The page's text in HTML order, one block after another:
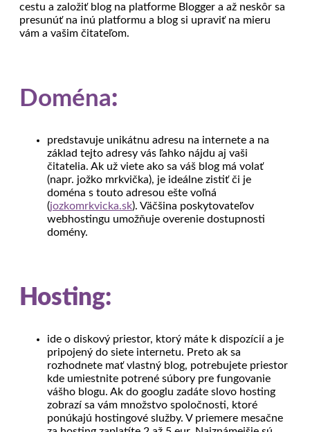
cestu a založiť blog na platforme Blogger a až neskôr sa
presunúť na inú platformu a blog si upraviť na mieru
vám a vašim čitateľom.
Doména:
predstavuje unikátnu adresu na internete a na
základ tejto adresy vás ľahko nájdu aj vaši
čitatelia. Ak už viete ako sa váš blog má volať
(napr. jožko mrkvička), je ideálne zistiť či je
doména s touto adresou ešte voľná
(jozkomrkvicka.sk). Väčšina poskytovateľov
webhostingu umožňuje overenie dostupnosti
domény.
Hosting:
ide o diskový priestor, ktorý máte k dispozícií a je
pripojený do siete internetu. Preto ak sa
rozhodnete mať vlastný blog, potrebujete priestor
kde umiestnite potrené súbory pre fungovanie
vášho blogu. Ak do googlu zadáte slovo hosting
zobrazí sa vám množstvo spoločnosti, ktoré
ponúkajú hostingové služby. V priemere mesačne